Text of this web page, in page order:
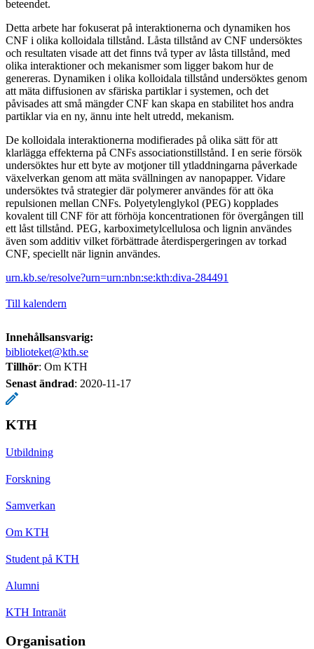
beteendet.
Detta arbete har fokuserat på interaktionerna och dynamiken hos
CNF i olika kolloidala tillstånd. Låsta tillstånd av CNF undersöktes
och resultaten visade att det finns två typer av låsta tillstånd, med
olika interaktioner och mekanismer som ligger bakom hur de
genereras. Dynamiken i olika kolloidala tillstånd undersöktes genom
att mäta diffusionen av sfäriska partiklar i systemen, och det
påvisades att små mängder CNF kan skapa en stabilitet hos andra
partiklar via en ny, ännu inte helt utredd, mekanism.
De kolloidala interaktionerna modifierades på olika sätt för att
klarlägga effekterna på CNFs associationstillstånd. I en serie försök
undersöktes hur ett byte av motjoner till ytladdningarna påverkade
växelverkan genom att mäta svällningen av nanopapper. Vidare
undersöktes två strategier där polymerer användes för att öka
repulsionen mellan CNFs. Polyetylenglykol (PEG) kopplades
kovalent till CNF för att förhöja koncentrationen för övergången till
ett låst tillstånd. PEG, karboximetylcellulosa och lignin användes
även som additiv vilket förbättrade återdispergeringen av torkad
CNF, speciellt när lignin användes.
urn.kb.se/resolve?urn=urn:nbn:se:kth:diva-284491
Till kalendern
Innehållsansvarig:
biblioteket@kth.se
Tillhör: Om KTH
Senast ändrad: 2020-11-17
KTH
Utbildning
Forskning
Samverkan
Om KTH
Student på KTH
Alumni
KTH Intranät
Organisation